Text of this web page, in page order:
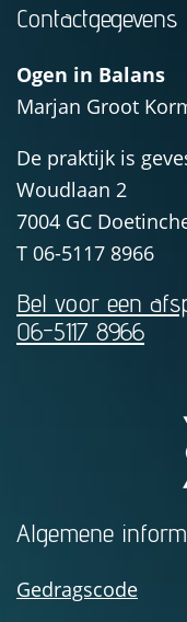
Contactgegevens
Ogen in Balans
Marjan Groot
De praktijk is
Woudlaan 2
7004 GC
T 06-5117 8966
Bel voor een
06-5117 8966
Algemene
Gedragscode